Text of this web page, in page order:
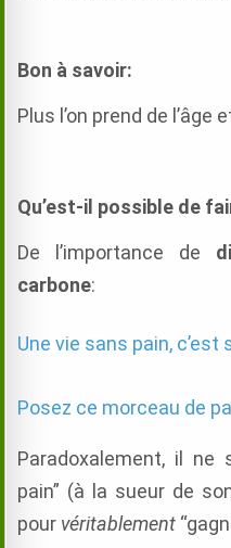
Bon à savoir:
Plus l’on prend de l’âge
Qu’est-il possible de
De l’importance de
carbone:
Une vie sans pain, c’est
Posez ce morceau de
Paradoxalement, il ne
pain” (à la sueur de
pour véritablement